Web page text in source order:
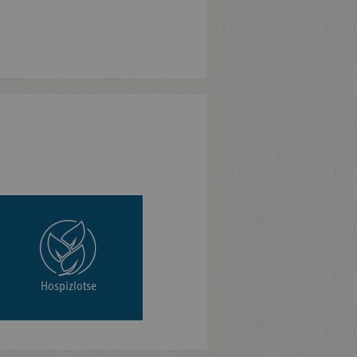
Hospizlotse